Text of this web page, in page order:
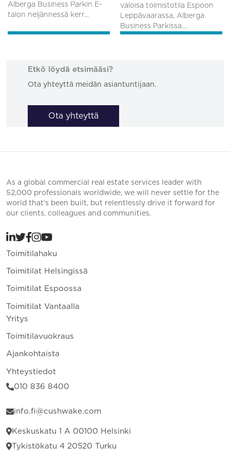
Alberga Business Parkin E-
talon neljännessä kerr...
valoisa toimistotila Espoon
Leppävaarassa, Alberga
Business Parkissa....
Etkö löydä etsimääsi?
Ota yhteyttä meidän asiantuntijaan.
Ota yhteyttä
As a global commercial real estate services leader with
52,000 professionals worldwide, we will never settle for the
world that’s been built, but relentlessly drive it forward for
our clients, colleagues and communities.
Toimitilahaku
Toimitilat Helsingissä
Toimitilat Espoossa
Toimitilat Vantaalla
Yritys
Toimitilavuokraus
Ajankohtaista
Yhteystiedot
010 836 8400
info.fi@cushwake.com
Keskuskatu 1 A 00100 Helsinki
Tykistökatu 4 20520 Turku